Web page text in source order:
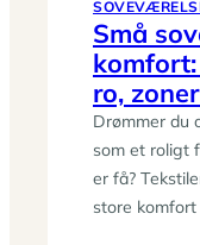
Små
ro,
Drømmer du
som et roligt
er få?
store